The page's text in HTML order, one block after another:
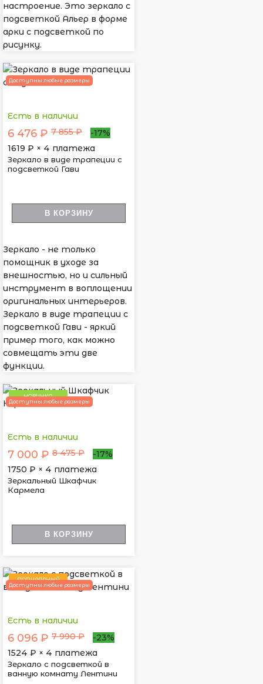
настроение. Это зеркало с
подсветкой Альер в форме
арки с подсветкой по
рисунку.
Доступны любые размеры
Есть в наличии
6 476 ₽ 7 855 ₽
-17%
1619 ₽ × 4 платежа
Зеркало в виде трапеции с
подсветкой Гави
В КОРЗИНУ
Зеркало - не только
помощник в уходе за
внешностью, но и сильный
инструмент в воплощении
оригинальных интерьеров.
Зеркало в виде трапеции с
подсветкой Гави - яркий
пример того, как можно
совмещать эти две
функции.
НОВИНКА
Доступны любые размеры
Есть в наличии
7 000 ₽ 8 475 ₽
-17%
1750 ₽ × 4 платежа
Зеркальный Шкафчик
Кармела
В КОРЗИНУ
ПОПУЛЯРНЫЙ
Доступны любые размеры
Есть в наличии
6 096 ₽ 7 990 ₽
-23%
1524 ₽ × 4 платежа
Зеркало с подсветкой в
ванную комнату Лентини